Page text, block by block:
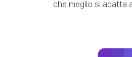
che meglio si adatta